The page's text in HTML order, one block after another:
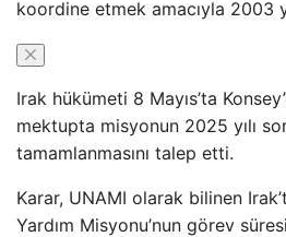
koordine etmek amacıyla 2003
Irak hükümeti 8 Mayıs’ta
mektupta misyonun 2025 yılı
tamamlanmasını talep etti.
Karar, UNAMI olarak bilinen
Yardım Misyonu’nun görev